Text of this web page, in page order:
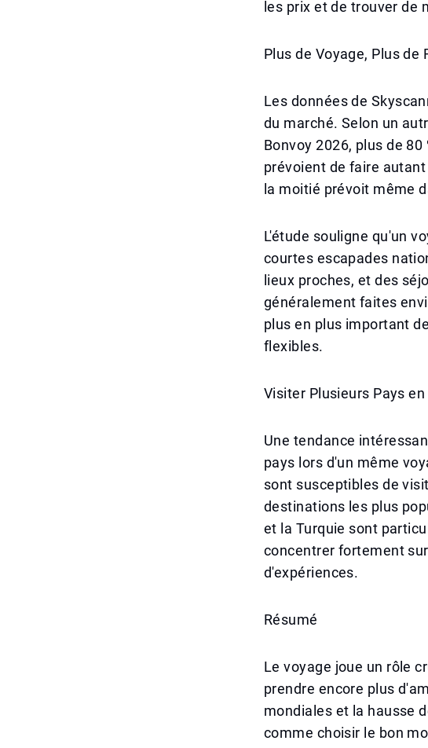
les prix et de trouver de
Plus de Voyage, Plus de
Les données de
du marché. Selon un
Bonvoy 2026, plus de
prévoient de faire
la moitié prévoit même
L'étude souligne qu'un
courtes escapades
lieux proches, et des
généralement faites
plus en plus important
flexibles.
Visiter Plusieurs Pays
Une tendance
pays lors d'un même
sont susceptibles de
destinations les plus
et la Turquie sont
concentrer fortement
d'expériences.
Résumé
Le voyage joue un rôle
prendre encore plus
mondiales et la hausse
comme choisir le bon